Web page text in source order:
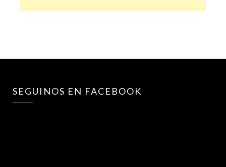
SEGUINOS EN FACEBOOK